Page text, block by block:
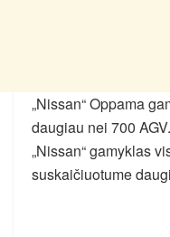
„Nissan“ Oppama
daugiau nei 700
„Nissan“ gamyklas
suskaičiuotume